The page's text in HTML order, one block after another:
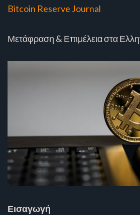
Bitcoin Reserve Journal
Μετάφραση & Επιμέλεια στα
Εισαγωγή